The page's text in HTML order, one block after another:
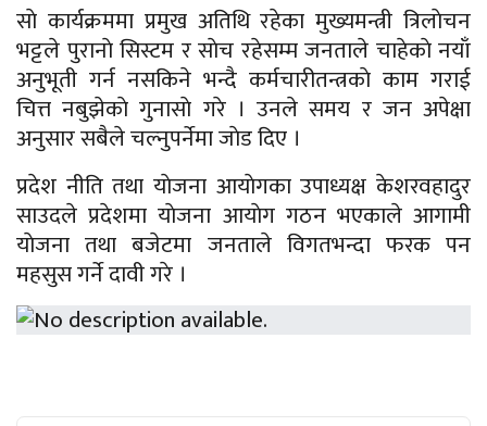
साे कार्यक्रममा प्रमुख अतिथि रहेका मुख्यमन्त्री त्रिलाेचन
भट्टले पुरानाे सिस्टम र साेच रहेसम्म जनताले चाहेकाे नयाँ
अनुभूती गर्न नसकिने भन्दै कर्मचारीतन्त्रकाे काम गराई
चित्त नबुझेकाे गुनासाे गरे । उनले समय र जन अपेक्षा
अनुसार सबैले चल्नुपर्नेमा जाेड दिए ।
प्रदेश नीति तथा याेजना आयाेगका उपाध्यक्ष केशरवहादुर
साउदले प्रदेशमा याेजना आयाेग गठन भएकाले आगामी
याेजना तथा बजेटमा जनताले विगतभन्दा फरक पन
महसुस गर्ने दावी गरे ।